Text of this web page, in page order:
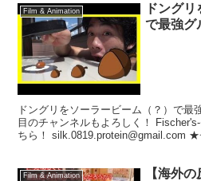
Film & Animation
ドング
で最強グ
ドングリをソーラービーム（？）で最
目のチャンネルもよろしく！
ちら！ silk.0819.protein@gmail.com
Film & Animation
【海外